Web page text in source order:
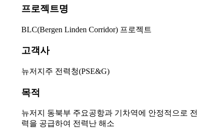
프로젝트명
BLC(Bergen Linden Corridor) 프로젝트
고객사
뉴저지주 전력청(PSE&G)
목적
뉴저지 동북부 주요공항과 기차역에 안정적으로 전
력을 공급하여 전력난 해소